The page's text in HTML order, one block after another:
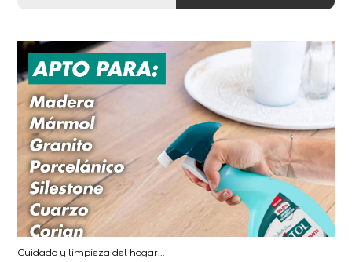
Cuidado y limpieza del hogar...